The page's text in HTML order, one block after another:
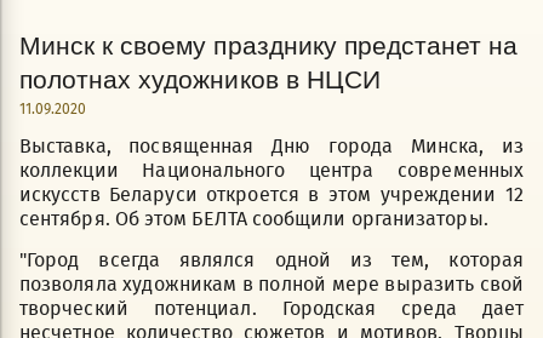
Минск к своему празднику предстанет на
полотнах художников в НЦСИ
11.09.2020
Выставка, посвященная Дню города Минска, из
коллекции Национального центра современных
искусств Беларуси откроется в этом учреждении 12
сентября. Об этом БЕЛТА сообщили организаторы.
"Город всегда являлся одной из тем, которая
позволяла художникам в полной мере выразить свой
творческий потенциал. Городская среда дает
несчетное количество сюжетов и мотивов. Творцы